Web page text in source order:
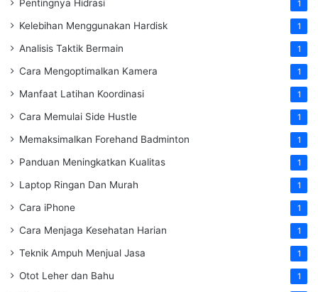
Pentingnya Hidrasi 1
Kelebihan Menggunakan Hardisk 1
Analisis Taktik Bermain 1
Cara Mengoptimalkan Kamera 1
Manfaat Latihan Koordinasi 1
Cara Memulai Side Hustle 1
Memaksimalkan Forehand Badminton 1
Panduan Meningkatkan Kualitas 1
Laptop Ringan Dan Murah 1
Cara iPhone 1
Cara Menjaga Kesehatan Harian 1
Teknik Ampuh Menjual Jasa 1
Otot Leher dan Bahu 1